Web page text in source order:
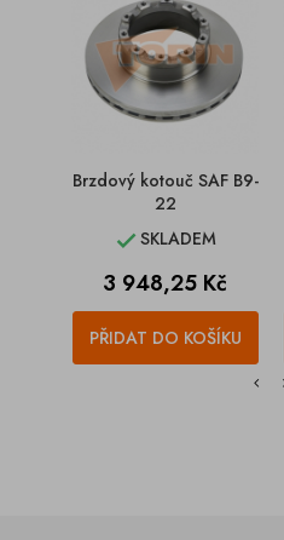
Brzdový kotouč SAF B9-
22
SKLADEM
Cena
3 948,25 Kč
PŘIDAT DO KOŠÍKU